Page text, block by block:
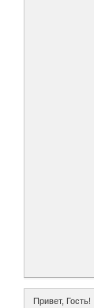
Привет, Гость!